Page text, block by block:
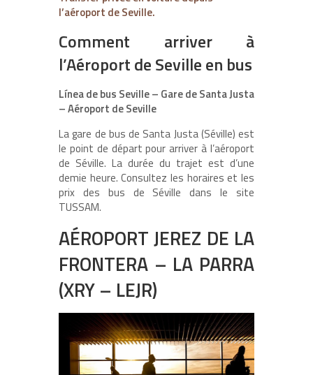
l’aéroport de Seville.
Comment arriver à
l’Aéroport de Seville en bus
Línea de bus Seville – Gare de Santa Justa
– Aéroport de Seville
La gare de bus de Santa Justa (Séville) est
le point de départ pour arriver à l’aéroport
de Séville. La durée du trajet est d’une
demie heure. Consultez les horaires et les
prix des bus de Séville dans le site
TUSSAM.
AÉROPORT JEREZ DE LA
FRONTERA – LA PARRA
(XRY – LEJR)